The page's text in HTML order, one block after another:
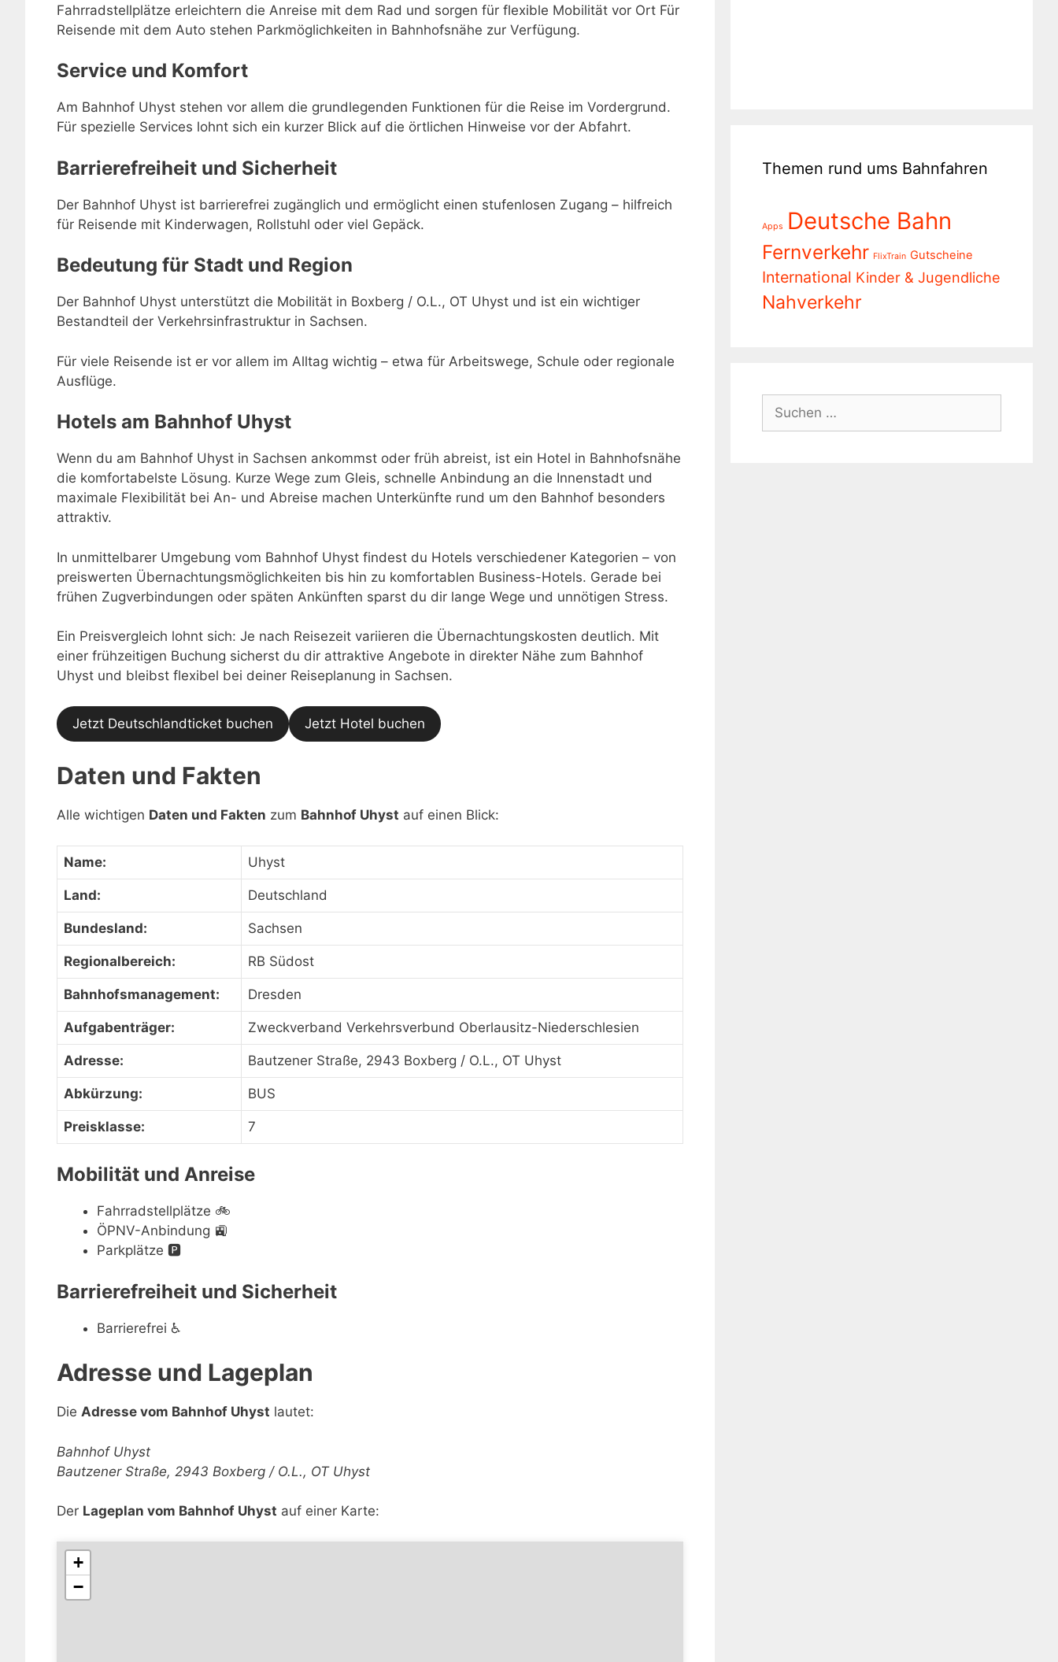
Fahrradstellplätze erleichtern die Anreise mit dem Rad und sorgen für flexible Mobilität vor Ort Für
Reisende mit dem Auto stehen Parkmöglichkeiten in Bahnhofsnähe zur Verfügung.
Service und Komfort
Am Bahnhof Uhyst stehen vor allem die grundlegenden Funktionen für die Reise im Vordergrund.
Für spezielle Services lohnt sich ein kurzer Blick auf die örtlichen Hinweise vor der Abfahrt.
Barrierefreiheit und Sicherheit
Der Bahnhof Uhyst ist barrierefrei zugänglich und ermöglicht einen stufenlosen Zugang – hilfreich
für Reisende mit Kinderwagen, Rollstuhl oder viel Gepäck.
Bedeutung für Stadt und Region
Der Bahnhof Uhyst unterstützt die Mobilität in Boxberg / O.L., OT Uhyst und ist ein wichtiger
Bestandteil der Verkehrsinfrastruktur in Sachsen.
Für viele Reisende ist er vor allem im Alltag wichtig – etwa für Arbeitswege, Schule oder regionale
Ausflüge.
Hotels am Bahnhof Uhyst
Wenn du am Bahnhof Uhyst in Sachsen ankommst oder früh abreist, ist ein Hotel in Bahnhofsnähe
die komfortabelste Lösung. Kurze Wege zum Gleis, schnelle Anbindung an die Innenstadt und
maximale Flexibilität bei An- und Abreise machen Unterkünfte rund um den Bahnhof besonders
attraktiv.
In unmittelbarer Umgebung vom Bahnhof Uhyst findest du Hotels verschiedener Kategorien – von
preiswerten Übernachtungsmöglichkeiten bis hin zu komfortablen Business-Hotels. Gerade bei
frühen Zugverbindungen oder späten Ankünften sparst du dir lange Wege und unnötigen Stress.
Ein Preisvergleich lohnt sich: Je nach Reisezeit variieren die Übernachtungskosten deutlich. Mit
einer frühzeitigen Buchung sicherst du dir attraktive Angebote in direkter Nähe zum Bahnhof
Uhyst und bleibst flexibel bei deiner Reiseplanung in Sachsen.
Jetzt Deutschlandticket buchen Jetzt Hotel buchen
Daten und Fakten
Alle wichtigen Daten und Fakten zum Bahnhof Uhyst auf einen Blick:
Name: Uhyst
Land: Deutschland
Bundesland: Sachsen
Regionalbereich: RB Südost
Bahnhofsmanagement: Dresden
Aufgabenträger: Zweckverband Verkehrsverbund Oberlausitz-Niederschlesien
Adresse: Bautzener Straße, 2943 Boxberg / O.L., OT Uhyst
Abkürzung: BUS
Preisklasse: 7
Mobilität und Anreise
Fahrradstellplätze 🚲
ÖPNV-Anbindung 🚉
Parkplätze 🅿️
Barrierefreiheit und Sicherheit
Barrierefrei ♿
Adresse und Lageplan
Die Adresse vom Bahnhof Uhyst lautet:
Bahnhof Uhyst
Bautzener Straße, 2943 Boxberg / O.L., OT Uhyst
Der Lageplan vom Bahnhof Uhyst auf einer Karte:
+
−
Themen rund ums Bahnfahren
Apps Deutsche Bahn
Fernverkehr FlixTrain Gutscheine
International Kinder & Jugendliche
Nahverkehr
nach: